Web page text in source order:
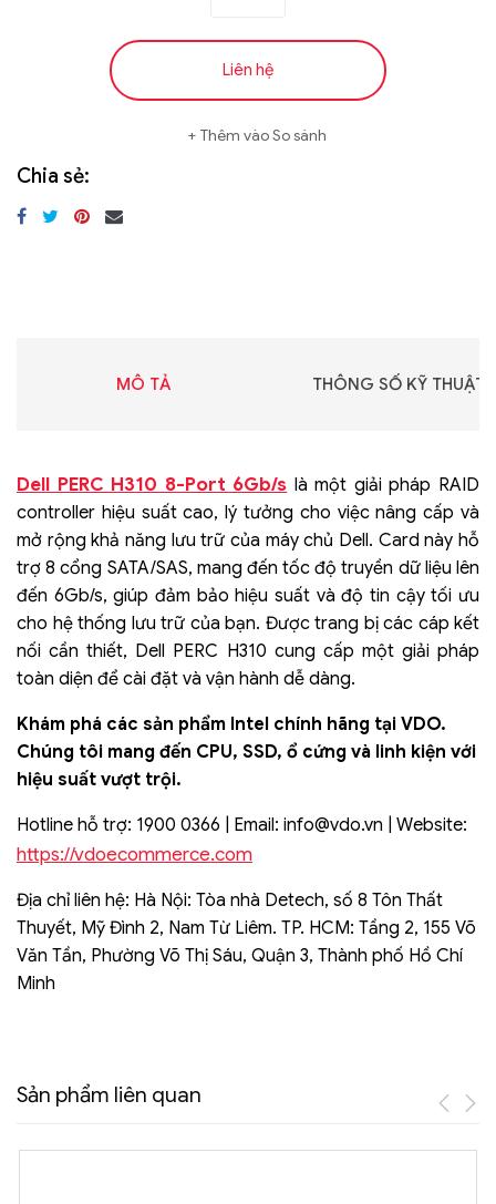
Liên hệ
Thêm vào So sánh
Chia sẻ:
MÔ TẢ THÔNG SỐ KỸ THUẬT
Dell PERC H310 8-Port 6Gb/s là một giải pháp RAID
controller hiệu suất cao, lý tưởng cho việc nâng cấp và
mở rộng khả năng lưu trữ của máy chủ Dell. Card này hỗ
trợ 8 cổng SATA/SAS, mang đến tốc độ truyền dữ liệu lên
đến 6Gb/s, giúp đảm bảo hiệu suất và độ tin cậy tối ưu
cho hệ thống lưu trữ của bạn. Được trang bị các cáp kết
nối cần thiết, Dell PERC H310 cung cấp một giải pháp
toàn diện để cài đặt và vận hành dễ dàng.
Khám phá các sản phẩm Intel chính hãng tại VDO.
Chúng tôi mang đến CPU, SSD, ổ cứng và linh kiện với
hiệu suất vượt trội.
Hotline hỗ trợ: 1900 0366 | Email: info@vdo.vn | Website:
https://vdoecommerce.com
Địa chỉ liên hệ: Hà Nội: Tòa nhà Detech, số 8 Tôn Thất
Thuyết, Mỹ Đình 2, Nam Từ Liêm. TP. HCM: Tầng 2, 155 Võ
Văn Tần, Phường Võ Thị Sáu, Quận 3, Thành phố Hồ Chí
Minh
Sản phẩm liên quan